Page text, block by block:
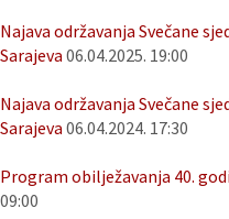
Najava održavanja Svečane
Sarajeva 06.04.2025. 19:00
Najava održavanja Svečane
Sarajeva 06.04.2024. 17:30
Program obilježavanja 40.
09:00